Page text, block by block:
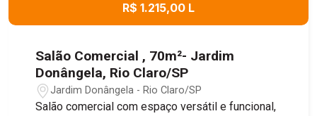
R$ 1.215,00 L
Salão Comercial , 70m²- Jardim
Donângela, Rio Claro/SP
Jardim Donângela - Rio Claro/SP
Salão comercial com espaço versátil e funcional,